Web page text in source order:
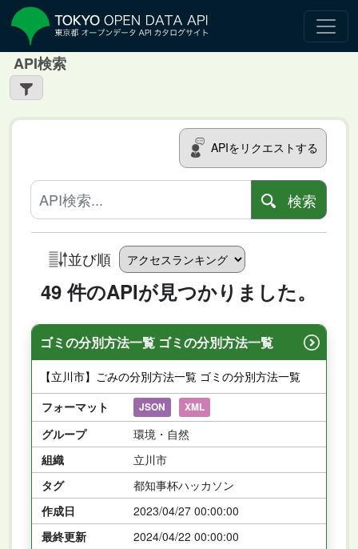
API検索
APIをリクエストする
検索
並び順
49 件のAPIが見つかりました。
ゴミの分別方法一覧 ゴミの分別方法一覧
【立川市】ごみの分別方法一覧 ゴミの分別方法一覧
フォーマット
JSON XML
グループ
環境・自然
組織
立川市
タグ
都知事杯ハッカソン
作成日
2023/04/27 00:00:00
最終更新
2024/04/22 00:00:00